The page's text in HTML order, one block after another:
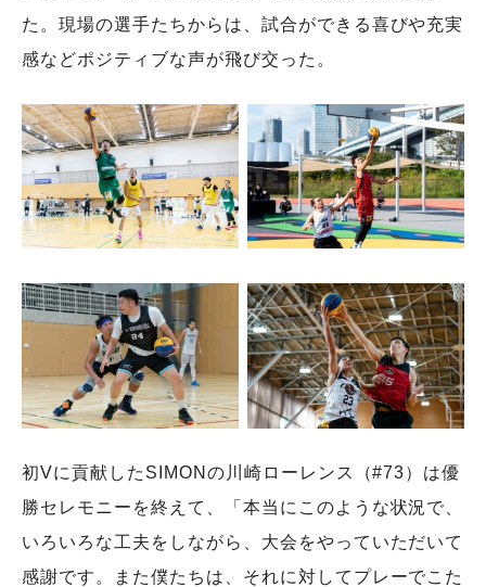
た。現場の選手たちからは、試合ができる喜びや充実
感などポジティブな声が飛び交った。
初Vに貢献したSIMONの川崎ローレンス（#73）は優
勝セレモニーを終えて、「本当にこのような状況で、
いろいろな工夫をしながら、大会をやっていただいて
感謝です。また僕たちは、それに対してプレーでこた